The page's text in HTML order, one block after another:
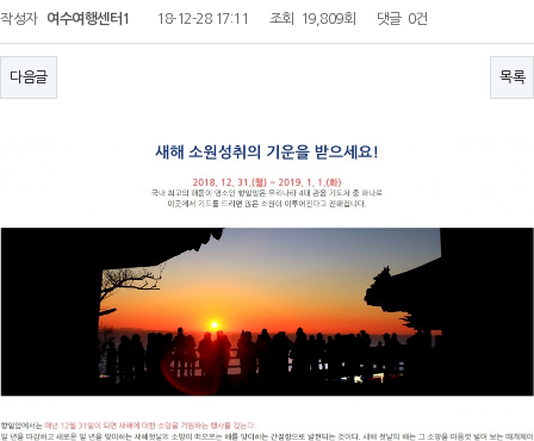
작성자 여수여행센터1 18-12-28 17:11 조회 19,809회 댓글 0건
다음글 목록